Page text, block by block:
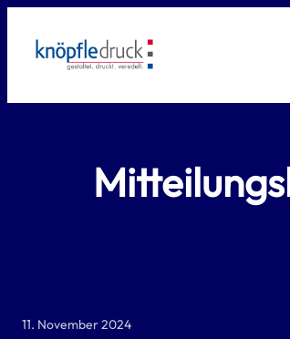
Inhalt
springen
11. November 2024